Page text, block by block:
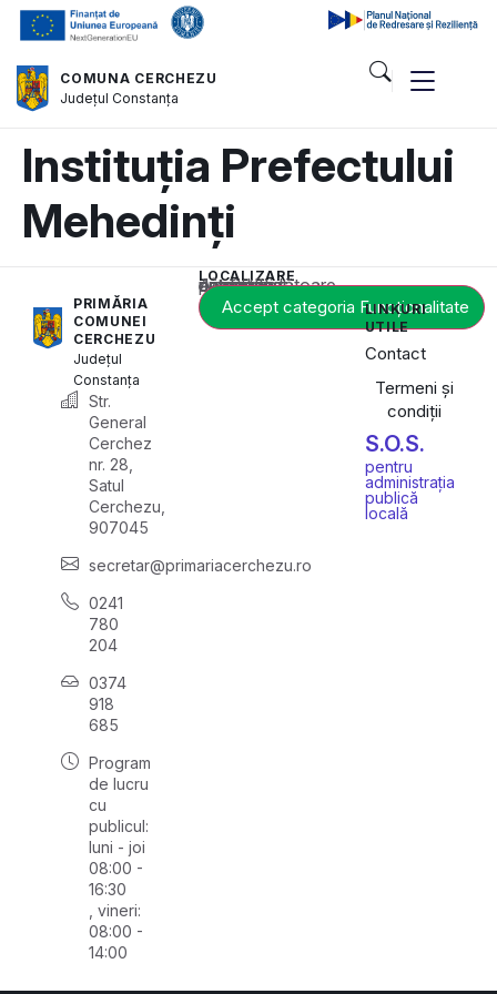
COMUNA CERCHEZU
JudețulConstanța
Instituția Prefectului
Mehedinți
PRIMĂRIA
COMUNEI
CERCHEZU
Județul
Constanța
Str.
General
Cerchez
nr. 28,
Satul
Cerchezu,
907045
secretar@primariacerchezu.ro
0241
780
204
0374
918
685
Program
de lucru
cu
publicul:
luni - joi
08:00 -
16:30
, vineri:
08:00 -
14:00
LOCALIZARE
Acest conținut este blocat până când acceptați categoria corespunzătoare de cookie-uri.
Accept categoria Funcționalitate
LINKURI
UTILE
Contact
Termeni și
condiții
S.O.S.
pentru
administrația
publică
locală